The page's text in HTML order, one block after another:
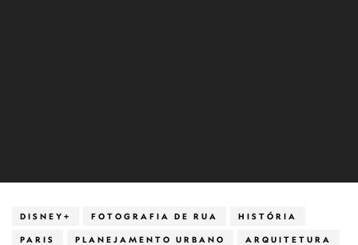
DISNEY+ FOTOGRAFIA DE RUA HISTÓRIA
PARIS PLANEJAMENTO URBANO ARQUITETURA